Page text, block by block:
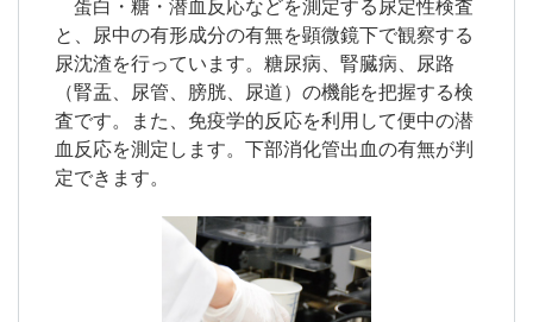
蛋白・糖・潜血反応などを測定する尿定性検査
と、尿中の有形成分の有無を顕微鏡下で観察する
尿沈渣を行っています。糖尿病、腎臓病、尿路
（腎盂、尿管、膀胱、尿道）の機能を把握する検
査です。また、免疫学的反応を利用して便中の潜
血反応を測定します。下部消化管出血の有無が判
定できます。